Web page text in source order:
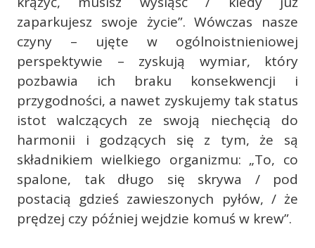
zaparkujesz swoje życie”. Wówczas nasze
czyny – ujęte w ogólnoistnieniowej
perspektywie – zyskują wymiar, który
pozbawia ich braku konsekwencji i
przygodności, a nawet zyskujemy tak status
istot walczących ze swoją niechęcią do
harmonii i godzących się z tym, że są
składnikiem wielkiego organizmu: „To, co
spalone, tak długo się skrywa / pod
postacią gdzieś zawieszonych pyłów, / że
prędzej czy później wejdzie komuś w krew”.